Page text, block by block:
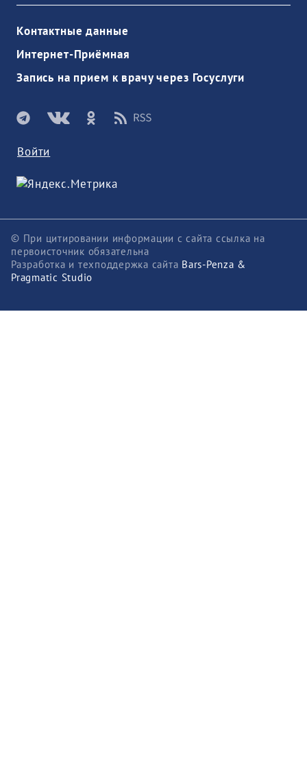
Контактные данные
Интернет-Приёмная
Запись на прием к врачу через Госуслуги
Войти
© При цитировании информации с сайта ссылка на
первоисточник обязательна
Разработка и техподдержка сайта Bars-Penza &
Pragmatic Studio